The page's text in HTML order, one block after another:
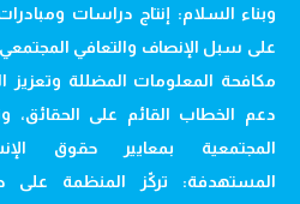
وبناء السلام: إنتاج دراسات
على سبل الإنصاف والتعافي المجتمعي
مكافحة المعلومات المضللة وتعزيز
دعم الخطاب القائم على الحقائق،
المجتمعية بمعايير حقوق
المستهدفة: تركّز المنظمة على